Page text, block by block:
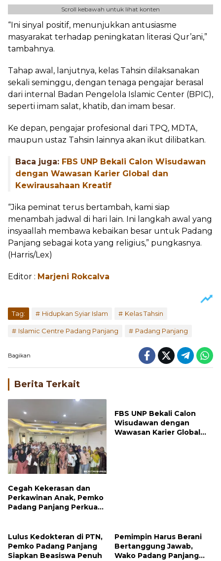
Scroll kebawah untuk lihat konten
“Ini sinyal positif, menunjukkan antusiasme
masyarakat terhadap peningkatan literasi Qur’ani,”
tambahnya.
Tahap awal, lanjutnya, kelas Tahsin dilaksanakan
sekali seminggu, dengan tenaga pengajar berasal
dari internal Badan Pengelola Islamic Center (BPIC),
seperti imam salat, khatib, dan imam besar.
Ke depan, pengajar profesional dari TPQ, MDTA,
maupun ustaz Tahsin lainnya akan ikut dilibatkan.
Baca juga: FBS UNP Bekali Calon Wisudawan
dengan Wawasan Karier Global dan
Kewirausahaan Kreatif
“Jika peminat terus bertambah, kami siap
menambah jadwal di hari lain. Ini langkah awal yang
insyaallah membawa kebaikan besar untuk Padang
Panjang sebagai kota yang religius,” pungkasnya.
(Harris/Lex)
Editor : Marjeni Rokcalva
Tag: Hidupkan Syiar Islam Kelas Tahsin
Islamic Centre Padang Panjang Padang Panjang
Bagikan
Berita Terkait
Cegah Kekerasan dan
Perkawinan Anak, Pemko
Padang Panjang Perkuat
FBS UNP Bekali Calon
Wisudawan dengan
Wawasan Karier Global
Lulus Kedokteran di PTN,
Pemko Padang Panjang
Siapkan Beasiswa Penuh
Pemimpin Harus Berani
Bertanggung Jawab,
Wako Padang Panjang